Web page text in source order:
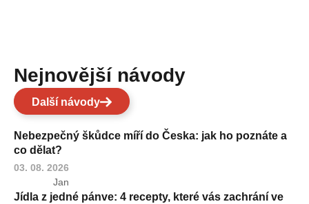
Nejnovější návody
Další návody
Nebezpečný škůdce míří do Česka: jak ho poznáte a
co dělat?
03. 08. 2026
Jan
Jídla z jedné pánve: 4 recepty, které vás zachrání ve